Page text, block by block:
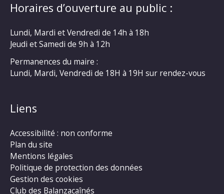
Horaires d’ouverture au public :
Lundi, Mardi et Vendredi de 14h à 18h
Jeudi et Samedi de 9h à 12h
Permanences du maire :
Lundi, Mardi, Vendredi de 18H à 19H sur rendez-vous
Liens
Accessibilité : non conforme
Plan du site
Mentions légales
Politique de protection des données
Gestion des cookies
Club des Balanzacaînés